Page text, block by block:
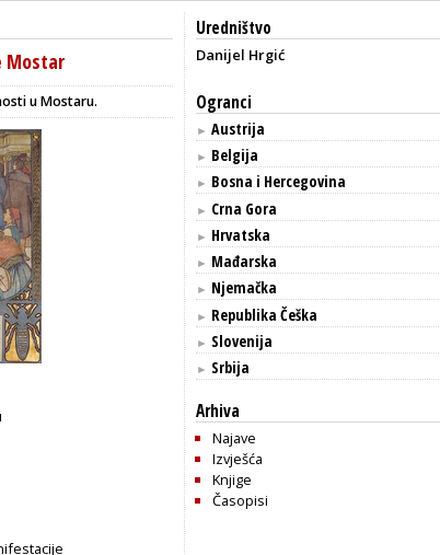
Mostar
u Mostaru.
Uredništvo
Danijel Hrgić
Ogranci
► Austrija
► Belgija
► Bosna i Hercegovina
► Crna Gora
► Hrvatska
► Mađarska
► Njemačka
► Republika Češka
► Slovenija
► Srbija
Arhiva
Najave
Izvješća
Knjige
Časopisi